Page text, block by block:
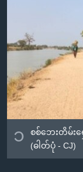
သို့
ကြည့်
ရန်
ရှာဖွေ
ရန်
နေရာ
ဗွီအိုအေ လူမှုကွန်ယက်
ဘာသာစကားမျာ
၁
စစ်ဘေးတိမ်း
(ဓါတ်ပုံ - CJ)